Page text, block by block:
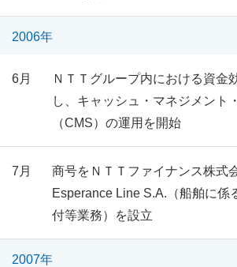
2006年
6月
ＮＴＴグループ内における資金
し、キャッシュ・マネジメント
（CMS）の運用を開始
7月
商号をＮＴＴファイナンス株式
Esperance Line S.A.（船舶に係
付等業務）を設立
2007年